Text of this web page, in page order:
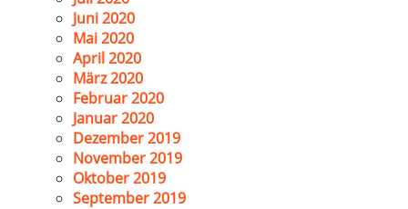
Juni 2020
Mai 2020
April 2020
März 2020
Februar 2020
Januar 2020
Dezember 2019
November 2019
Oktober 2019
September 2019